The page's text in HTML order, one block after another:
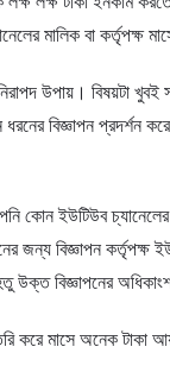
মালিক বা কর্তৃপক্ষ
উপায়। বিষয়টা
ধরনের বিজ্ঞাপন
কোন ইউটিউব
জন্য বিজ্ঞাপন
উক্ত বিজ্ঞাপনের
করে মাসে অনেক টাকা